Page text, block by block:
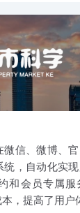
信、微博、
，自动化实现
和会员专属服
，提高了用户